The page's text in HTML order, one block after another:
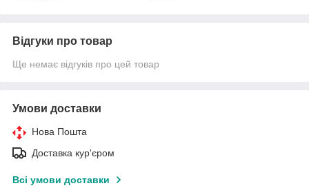
Відгуки про товар
Ще немає відгуків про цей товар
Умови доставки
Нова Пошта
Доставка кур'єром
Всі умови доставки